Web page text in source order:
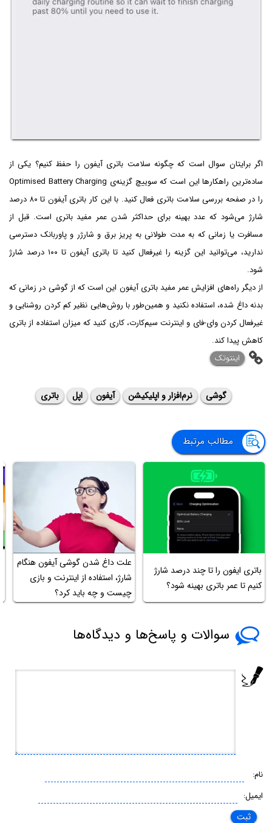
اگر برایتان سوال است که چگونه سلامت باتری آیفون را حفظ کنیم؟ یکی از
ساده‌ترین راهکارها این است که سوییچ گزینه‌ی Optimised Battery Charging
را در صفحه بررسی سلامت باتری فعال کنید. با این کار باتری آیفون تا ۸۰ درصد
شارژ می‌شود که عدد بهینه برای حداکثر شدن عمر مفید باتری است. قبل از
مسافرت یا زمانی که به مدت طولانی به پریز برق و شارژر و پاوربانک دسترسی
ندارید، می‌توانید این گزینه را غیرفعال کنید تا باتری آیفون تا ۱۰۰ درصد شارژ
شود.
از دیگر راه‌های افزایش عمر مفید باتری آیفون این است که از گوشی در زمانی که
بدنه داغ شده، استفاده نکنید و همین‌طور با روش‌هایی نظیر کم کردن روشنایی و
غیرفعال کردن وای-فای و اینترنت سیم‌کارت، کاری کنید که میزان استفاده از باتری
کاهش پیدا کند.
اینتوتک
گوشی نرم‌افزار و اپلیکیشن آیفون اپل باتری
مطالب مرتبط
باتری ایفون را تا چند درصد شارژ
کنیم تا عمر باتری بهینه شود؟
علت داغ شدن گوشی آیفون هنگام
شارژ، استفاده از اینترنت و بازی
چیست و چه باید کرد؟
سوالات و پاسخ‌ها و دیدگاه‌ها
نام:
ایمیل: